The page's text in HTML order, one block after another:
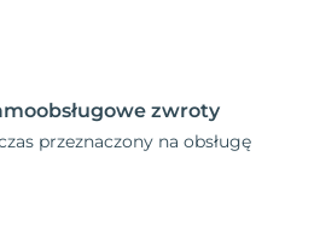
zwroty
przeznaczony na obsługę